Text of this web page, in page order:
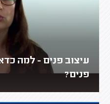
עיצוב פנים - למה
פנים?